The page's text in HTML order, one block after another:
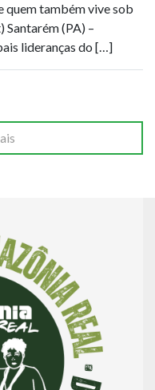
quem também vive sob
Santarém (PA) –
lideranças do […]